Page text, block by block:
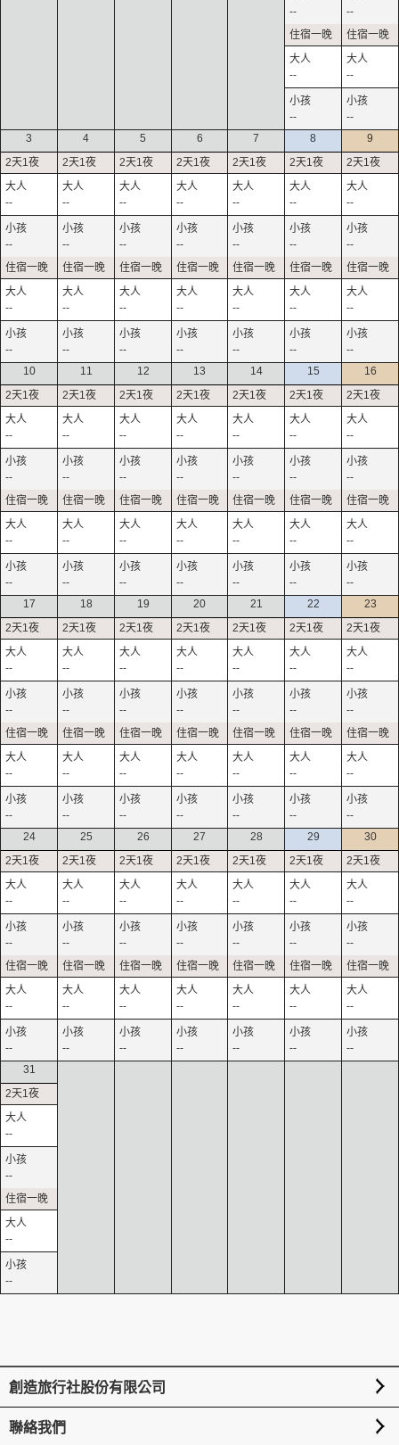
--
--
--
--
--
--
3
--
--
--
--
4
--
--
--
--
5
--
--
--
--
6
--
--
--
--
7
--
--
--
--
8
--
--
--
--
9
--
--
--
--
10
--
--
--
--
11
--
--
--
--
12
--
--
--
--
13
--
--
--
--
14
--
--
--
--
15
--
--
--
--
16
--
--
--
--
17
--
--
--
--
18
--
--
--
--
19
--
--
--
--
20
--
--
--
--
21
--
--
--
--
22
--
--
--
--
23
--
--
--
--
24
--
--
--
--
25
--
--
--
--
26
--
--
--
--
27
--
--
--
--
28
--
--
--
--
29
--
--
--
--
30
--
--
--
--
31
--
--
--
--
創造旅行社股份有限公司
聯絡我們